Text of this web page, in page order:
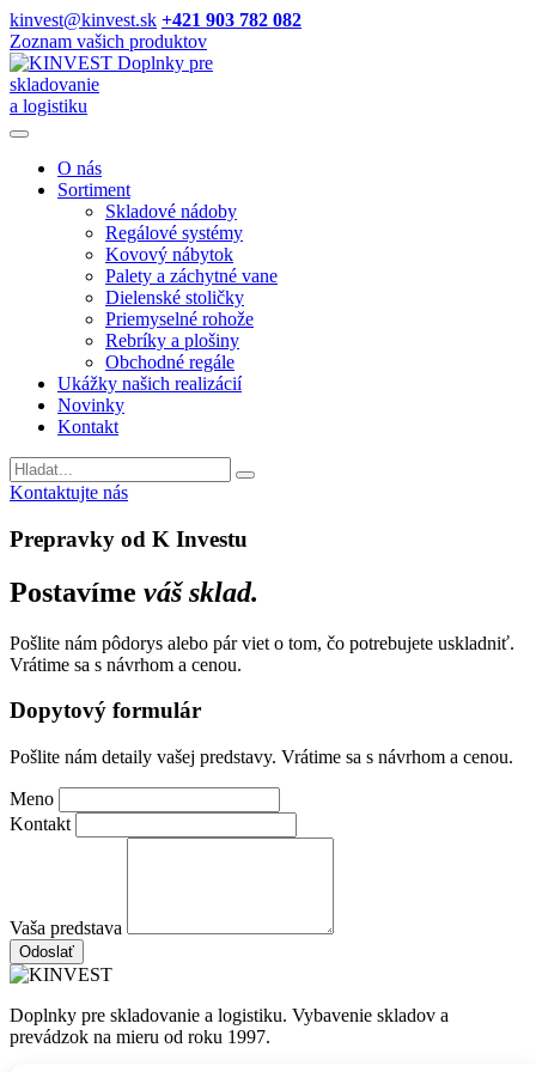
kinvest@kinvest.sk +421 903 782 082
Zoznam vašich produktov
Doplnky pre
skladovanie
a logistiku
O nás
Sortiment
Skladové nádoby
Regálové systémy
Kovový nábytok
Palety a záchytné vane
Dielenské stoličky
Priemyselné rohože
Rebríky a plošiny
Obchodné regále
Ukážky našich realizácií
Novinky
Kontakt
Vyhladavanie
Kontaktujte nás
Prepravky od K Investu
Postavíme váš sklad.
Pošlite nám pôdorys alebo pár viet o tom, čo potrebujete uskladniť.
Vrátime sa s návrhom a cenou.
Dopytový formulár
Pošlite nám detaily vašej predstavy. Vrátime sa s návrhom a cenou.
Meno
Kontakt
Vaša predstava
Odoslať
Doplnky pre skladovanie a logistiku. Vybavenie skladov a
prevádzok na mieru od roku 1997.